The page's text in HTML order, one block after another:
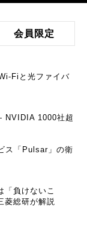
会員限定
Fiと光ファイバ
NVIDIA 1000社超
ス「Pulsar」の衛
「負けないこ
総研が解説